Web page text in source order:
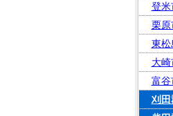
登米
栗原
東松
大崎
富谷
刈田